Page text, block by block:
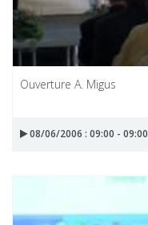
Ouverture A. Migus
08/06/2006 : 09:00 - 09:00